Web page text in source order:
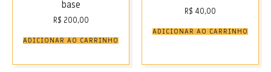
base
R$ 200,00
ADICIONAR AO CARRINHO
R$ 40,00
ADICIONAR AO CARRINHO